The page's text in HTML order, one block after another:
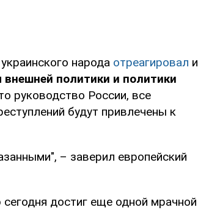
народа отреагировал и
политики и политики
руководство России, все
будут привлечены к
– заверил европейский
достиг еще одной мрачной